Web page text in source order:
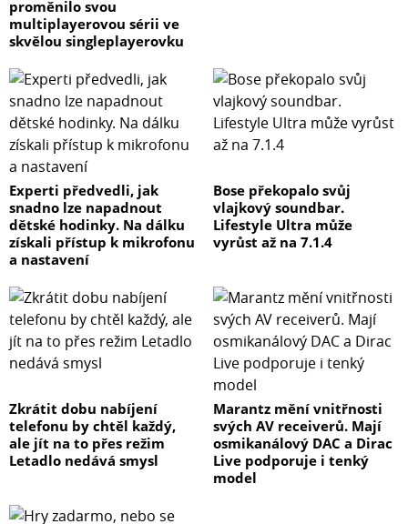
proměnilo svou
multiplayerovou sérii ve
skvělou singleplayerovku
Experti předvedli, jak
snadno lze napadnout
dětské hodinky. Na dálku
získali přístup k mikrofonu
a nastavení
Bose překopalo svůj
vlajkový soundbar.
Lifestyle Ultra může
vyrůst až na 7.1.4
Zkrátit dobu nabíjení
telefonu by chtěl každý,
ale jít na to přes režim
Letadlo nedává smysl
Marantz mění vnitřnosti
svých AV receiverů. Mají
osmikanálový DAC a Dirac
Live podporuje i tenký
model